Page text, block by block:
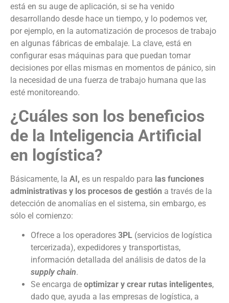
está en su auge de aplicación, si se ha venido
desarrollando desde hace un tiempo, y lo podemos ver,
por ejemplo, en la automatización de procesos de trabajo
en algunas fábricas de embalaje. La clave, está en
configurar esas máquinas para que puedan tomar
decisiones por ellas mismas en momentos de pánico, sin
la necesidad de una fuerza de trabajo humana que las
esté monitoreando.
¿Cuáles son los beneficios
de la Inteligencia Artificial
en logística?
Básicamente, la AI, es un respaldo para las funciones
administrativas y los procesos de gestión a través de la
detección de anomalías en el sistema, sin embargo, es
sólo el comienzo:
Ofrece a los operadores 3PL (servicios de logística
tercerizada), expedidores y transportistas,
información detallada del análisis de datos de la
supply chain.
Se encarga de optimizar y crear rutas inteligentes,
dado que, ayuda a las empresas de logística, a